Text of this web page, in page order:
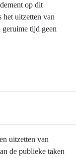
op dit
het uitzetten van
geruime tijd geen
uitzetten van
de publieke taken